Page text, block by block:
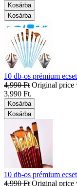
Kosárba
Kosárba
10 db-os prémium
4,990Ft Original price
3,990 Ft.
Kosárba
Kosárba
10 db-os prémium
4,990Ft Original price